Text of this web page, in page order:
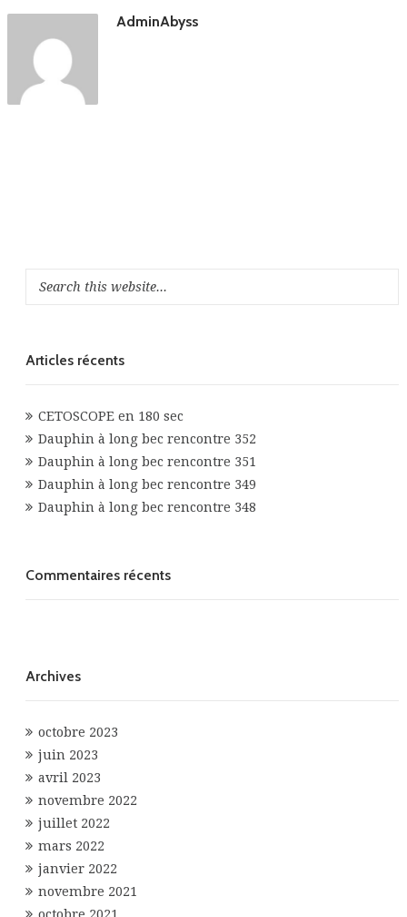
AdminAbyss
Articles récents
CETOSCOPE en 180 sec
Dauphin à long bec rencontre 352
Dauphin à long bec rencontre 351
Dauphin à long bec rencontre 349
Dauphin à long bec rencontre 348
Commentaires récents
Archives
octobre 2023
juin 2023
avril 2023
novembre 2022
juillet 2022
mars 2022
janvier 2022
novembre 2021